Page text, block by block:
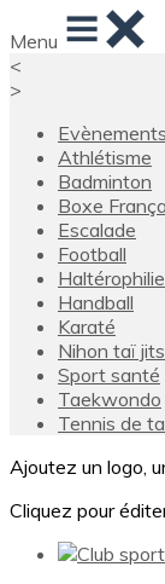
Menu
<
>
Evènements
Athlétisme
Badminton
Boxe
Escalade
Football
Haltérophilie
Handball
Karaté
Nihon taï
Sport santé
Taekwondo
Tennis de
Ajoutez un logo,
Cliquez pour